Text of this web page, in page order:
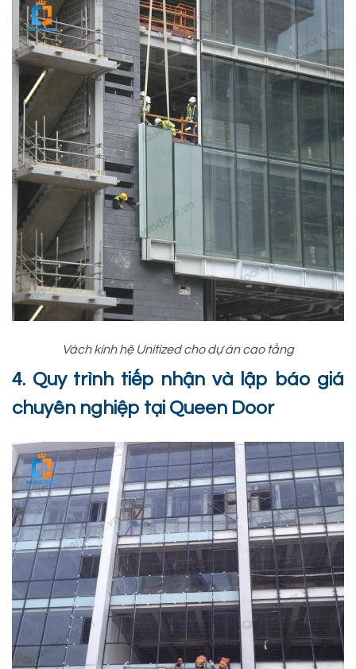
Vách kính hệ Unitized cho dự án cao tầng
4. Quy trình tiếp nhận và lập báo giá
chuyên nghiệp tại Queen Door